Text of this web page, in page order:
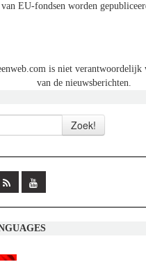
EU-fondsen worden
is niet verantwoordelijk
van de nieuwsberichten.